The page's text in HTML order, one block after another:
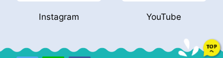
Instagram YouTube